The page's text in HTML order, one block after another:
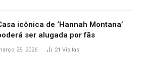
icônica de ‘Hannah Montana’
ser alugada por fãs
25, 2026 21 Visitas